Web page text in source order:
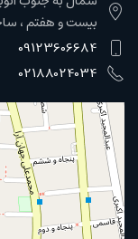
بیست و هفتم ،
09123606684
02188024034